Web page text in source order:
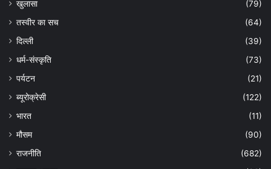
खुलासा
(79)
तस्वीर का सच
(64)
दिल्ली
(39)
धर्म-संस्कृति
(73)
पर्यटन
(21)
ब्यूरोक्रेसी
(122)
भारत
(11)
मौसम
(90)
राजनीति
(682)